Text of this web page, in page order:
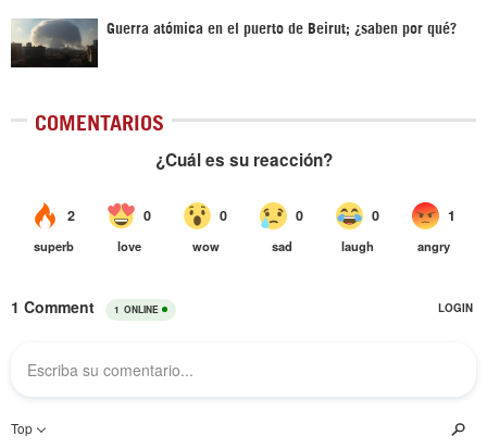
Guerra atómica en el puerto de Beirut; ¿saben por qué?
COMENTARIOS